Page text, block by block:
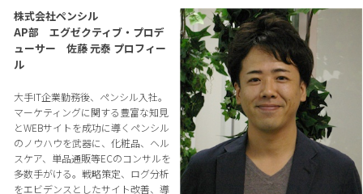
株式会社ペンシル
AP部 エグゼクティブ・プロデ
ューサー 佐藤 元泰 プロフィー
ル
大手IT企業勤務後、ペンシル入社。
マーケティングに関する豊富な知見
とWEBサイトを成功に導くペンシル
のノウハウを武器に、化粧品、ヘル
スケア、単品通販等ECのコンサルを
多数手がける。戦略策定、ログ分析
をエビデンスとしたサイト改善、導